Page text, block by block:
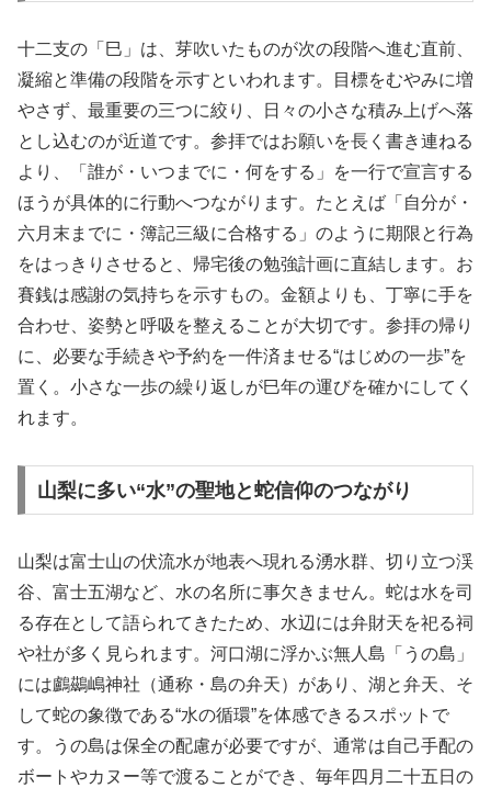
十二支の「巳」は、芽吹いたものが次の段階へ進む直前、
凝縮と準備の段階を示すといわれます。目標をむやみに増
やさず、最重要の三つに絞り、日々の小さな積み上げへ落
とし込むのが近道です。参拝ではお願いを長く書き連ねる
より、「誰が・いつまでに・何をする」を一行で宣言する
ほうが具体的に行動へつながります。たとえば「自分が・
六月末までに・簿記三級に合格する」のように期限と行為
をはっきりさせると、帰宅後の勉強計画に直結します。お
賽銭は感謝の気持ちを示すもの。金額よりも、丁寧に手を
合わせ、姿勢と呼吸を整えることが大切です。参拝の帰り
に、必要な手続きや予約を一件済ませる“はじめの一歩”を
置く。小さな一歩の繰り返しが巳年の運びを確かにしてく
れます。
山梨に多い“水”の聖地と蛇信仰のつながり
山梨は富士山の伏流水が地表へ現れる湧水群、切り立つ渓
谷、富士五湖など、水の名所に事欠きません。蛇は水を司
る存在として語られてきたため、水辺には弁財天を祀る祠
や社が多く見られます。河口湖に浮かぶ無人島「うの島」
には鸕鷀嶋神社（通称・島の弁天）があり、湖と弁天、そ
して蛇の象徴である“水の循環”を体感できるスポットで
す。うの島は保全の配慮が必要ですが、通常は自己手配の
ボートやカヌー等で渡ることができ、毎年四月二十五日の